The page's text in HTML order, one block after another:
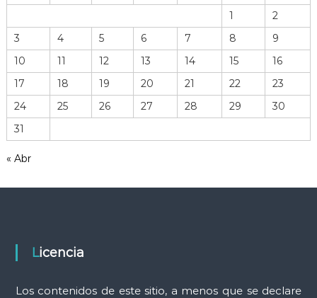
o
h
r
r
m
i
n
1
2
3
4 5 6 7 8
9
10
11 12 13 14 15
16
17
18 19 20 21 22
23
24
25 26 27 28 29
30
31
« Abr
Licencia
Los contenidos de este sitio, a menos que se declare